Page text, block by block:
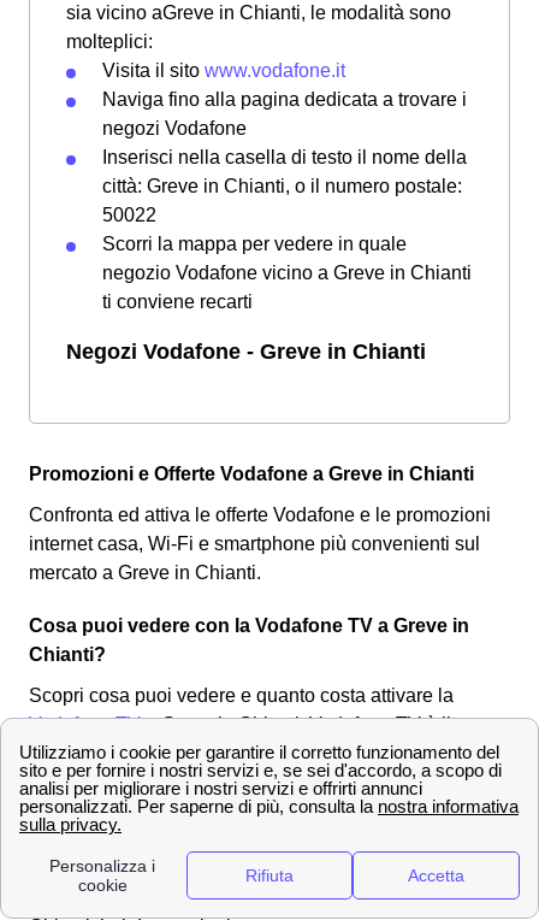
sia vicino aGreve in Chianti, le modalità sono
molteplici:
Visita il sito www.vodafone.it
Naviga fino alla pagina dedicata a trovare i
negozi Vodafone
Inserisci nella casella di testo il nome della
città: Greve in Chianti, o il numero postale:
50022
Scorri la mappa per vedere in quale
negozio Vodafone vicino a Greve in Chianti
ti conviene recarti
Negozi Vodafone - Greve in Chianti
Promozioni e Offerte Vodafone a Greve in Chianti
Confronta ed attiva le offerte Vodafone e le promozioni
internet casa, Wi-Fi e smartphone più convenienti sul
mercato a Greve in Chianti.
Cosa puoi vedere con la Vodafone TV a Greve in
Chianti?
Scopri cosa puoi vedere e quanto costa attivare la
Vodafone TVa Greve in Chianti. Vodafone TV è il
servizio di smart tv per vedere tutti i canali in streaming
di Vodafone. Solitamente ai cittadini grevigiani conviene
attivare la Vodafone TV se sono già clienti Vodafone a
Greve in Chianti per contratti di fibra internet. Poiché le
tariffe a cui potranno usufruire saranno scontate e molto
convenienti. Per
attivare la Vodafone TVa Greve in